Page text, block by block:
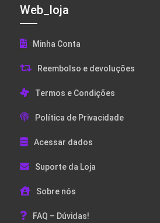
Web_loja
Minha Conta
Reembolso e devoluções
Termos e Condições
Política de Privacidade
Acessar dados
Suporte da Loja
Sobre nós
FAQ – Dúvidas!